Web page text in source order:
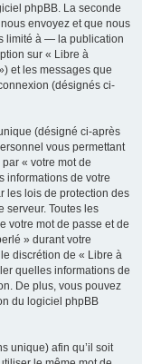
phpBB. La seconde
envoyez et que nous
limité à — la publication
sur « Libre à
et les messages que
(désignés ci-
(désigné ci-après
vous permettant
« votre mot de
informations de votre
les lois de protection des
serveur. Toutes les
votre mot de passe et de
» durant votre
discrétion de « Libre à
quelles informations de
De plus, vous pouvez
du logiciel phpBB
unique) afin qu’il soit